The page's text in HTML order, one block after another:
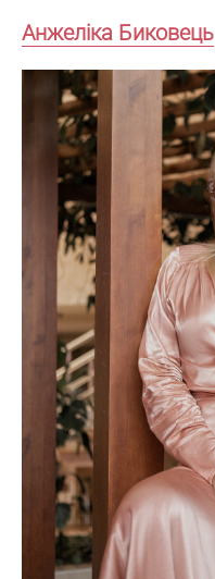
Анжеліка Биковець